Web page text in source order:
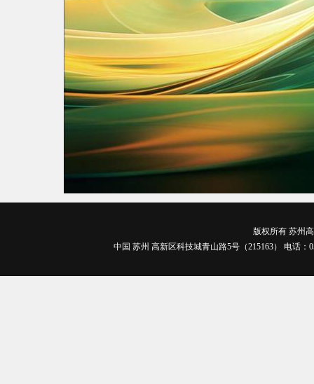
版权所有 苏州
中国 苏州 高新区科技城青山路5号（215163） 电话：